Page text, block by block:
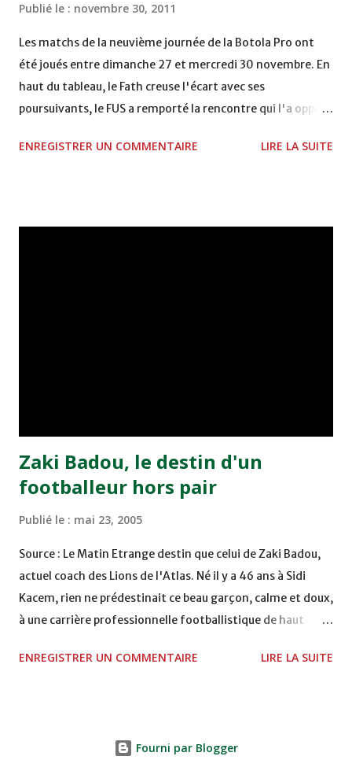
Publié le : novembre 30, 2011
Les matchs de la neuvième journée de la Botola Pro ont
été joués entre dimanche 27 et mercredi 30 novembre. En
haut du tableau, le Fath creuse l'écart avec ses
poursuivants, le FUS a remporté la rencontre qui l'a opposé
2, Badr Kachani a ouvert la marque à la 38e pour les
ENREGISTRER UN COMMENTAIRE LIRE LA SUITE
Zaki Badou, le destin d'un
footballeur hors pair
Publié le : mai 23, 2005
Source : Le Matin Etrange destin que celui de Zaki Badou,
actuel coach des Lions de l'Atlas. Né il y a 46 ans à Sidi
Kacem, rien ne prédestinait ce beau garçon, calme et doux,
à une carrière professionnelle footballistique de haut
également féru des armes, le jeune Zaki aura sa première
lorsque la pression s'appesantit. Mais comme pour tous
ENREGISTRER UN COMMENTAIRE LIRE LA SUITE
Fourni par Blogger